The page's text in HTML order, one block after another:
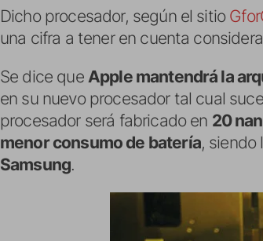
Dicho procesador, según el sitio
una cifra a tener en cuenta
Se dice que Apple mantendrá la
en su nuevo procesador tal cual
procesador será fabricado en 20
menor consumo de batería, siendo
Samsung.